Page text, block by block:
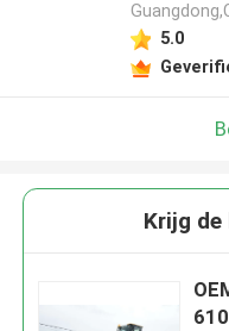
5.0
Krijg